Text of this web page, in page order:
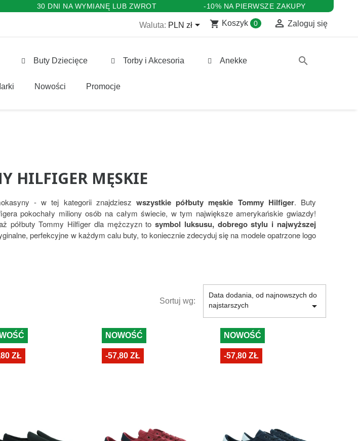
30 DNI NA WYMIANĘ LUB ZWROT -10% NA PIERWSZE ZAKUPY
Waluta: PLN zł shopping_cart Koszyk 0  Zaloguj się
Buty Dziecięce Torby i Akcesoria Anekke
Nowości Promocje
search
HILFIGER MĘSKIE
- w tej kategorii znajdziesz wszystkie półbuty męskie Tommy Hilfiger. Buty
pokochały miliony osób na całym świecie, w tym największe amerykańskie gwiazdy!
półbuty Tommy Hilfiger dla mężczyzn tosymbol luksusu, dobrego stylu i najwyższej
perfekcyjne w każdym calu buty, to koniecznie zdecyduj się na modele opatrzone logo
Sortuj wg:
Data dodania, od najnowszych do
najstarszych

ZŁ
NOWOŚĆ
-57,80 ZŁ
NOWOŚĆ
-57,80 ZŁ